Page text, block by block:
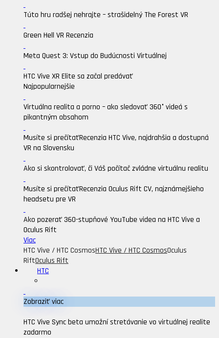
Túto hru radšej nehrajte – strašidelný The Forest VR
Green Hell VR Recenzia
Meta Quest 3: Vstup do Budúcnosti Virtuálnej
HTC Vive XR Elite sa začal predávať
Najpopularnejšie
Virtuálna realita a porno – ako sledovať 360° videá s
pikantným obsahom
Musíte si prečítaťRecenzia HTC Vive, najdrahšia a dostupná
VR na Slovensku
Ako si skontrolovať, či Váš počítač zvládne virtuálnu realitu
Musíte si prečítaťRecenzia Oculus Rift CV, najznámejšieho
headsetu pre VR
Ako pozerať 360-stupňové YouTube videa na HTC Vive a
Oculus Rift
Viac
HTC Vive / HTC CosmosHTC Vive / HTC CosmosOculus
RiftOculus Rift
HTC
Zobraziť viac
HTC Vive Sync beta umožní stretávanie vo virtuálnej realite
zadarmo